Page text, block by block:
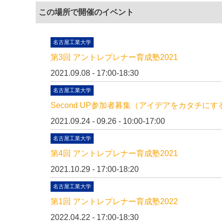
この場所で開催のイベント
名古屋工業大学
第3回 アントレプレナー育成塾2021
2021.09.08 - 17:00-18:30
名古屋工業大学
Second UP参加者募集（アイデアをカタチにす
2021.09.24 - 09.26 - 10:00-17:00
名古屋工業大学
第4回 アントレプレナー育成塾2021
2021.10.29 - 17:00-18:20
名古屋工業大学
第1回 アントレプレナー育成塾2022
2022.04.22 - 17:00-18:30